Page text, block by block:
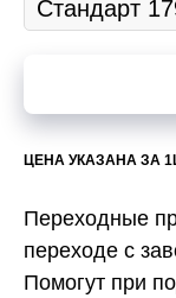
ЦЕНА УКАЗАНА ЗА
Переходные
переходе с
Помогут при